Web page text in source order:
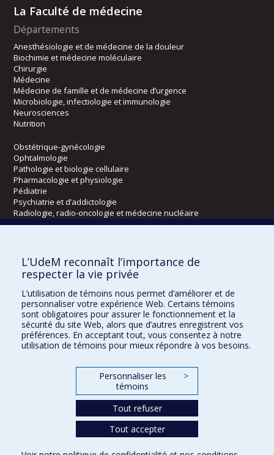
La Faculté de médecine
Départements
Anesthésiologie et de médecine de la douleur
Biochimie et médecine moléculaire
Chirurgie
Médecine
Médecine de famille et de médecine d’urgence
Microbiologie, infectiologie et immunologie
Neurosciences
Nutrition
Obstétrique-gynécologie
Ophtalmologie
Pathologie et biologie cellulaire
Pharmacologie et physiologie
Pédiatrie
Psychiatrie et d’addictologie
Radiologie, radio-oncologie et médecine nucléaire
Kinésiologie et des sciences de l’activité physique
Orthophonie et audiologie
Réadaptation
Directions
DPC
CPASS
L’UdeM reconnaît l’importance de
respecter la vie privée
L’utilisation de témoins nous permet d’améliorer et de
personnaliser votre expérience Web. Certains témoins
sont obligatoires pour assurer le fonctionnement et la
sécurité du site Web, alors que d’autres enregistrent vos
préférences. En acceptant tout, vous consentez à notre
utilisation de témoins pour mieux répondre à vos besoins.
Personnaliser les
témoins
>
Tout refuser
Tout accepter